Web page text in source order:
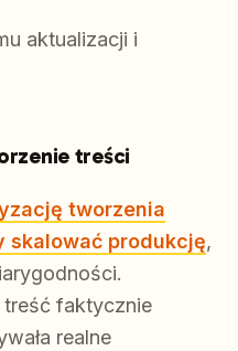
aktualizacji i
treści
tworzenia
skalować produkcję,
treść faktycznie
realne